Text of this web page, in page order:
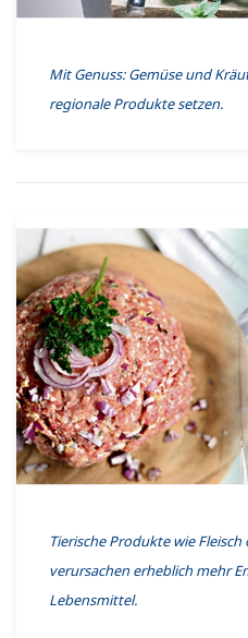
Mit Genuss: Gemüse und
regionale Produkte setzen.
Tierische Produkte wie
verursachen erheblich mehr
Lebensmittel.